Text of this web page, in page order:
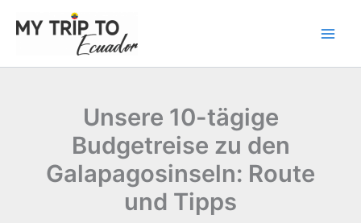
Inhalt
Unsere 10-tägige
Budgetreise zu den
Galapagosinseln: Route
und Tipps